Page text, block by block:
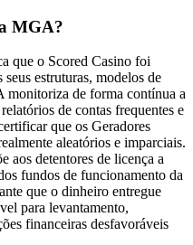
MGA?
que o Scored Casino foi
estruturas, modelos de
de forma contínua a
de contas frequentes e
que os Geradores
aleatórios e imparciais.
aos detentores de licença a
fundos de funcionamento da
que o dinheiro entregue
para levantamento,
financeiras desfavoráveis